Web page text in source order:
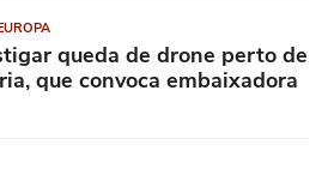
queda de drone perto de
que convoca embaixadora